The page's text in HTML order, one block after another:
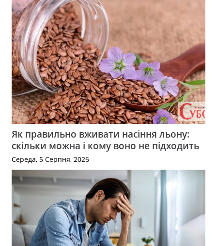
Як правильно вживати насіння льону:
скільки можна і кому воно не підходить
Середа, 5 Серпня, 2026